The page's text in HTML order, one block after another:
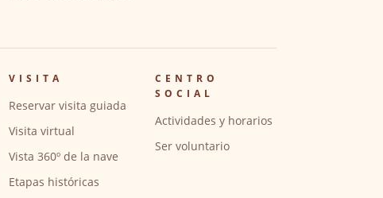
VISITA
Reservar visita guiada
Visita virtual
Vista 360º de la nave
Etapas históricas
CENTRO
SOCIAL
Actividades y horarios
Ser voluntario